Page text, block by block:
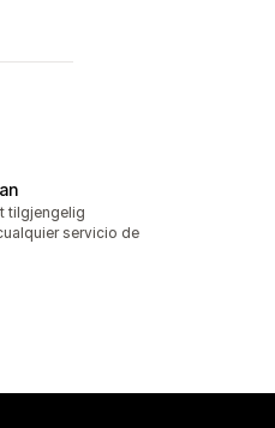
tilgjengelig
servicio de